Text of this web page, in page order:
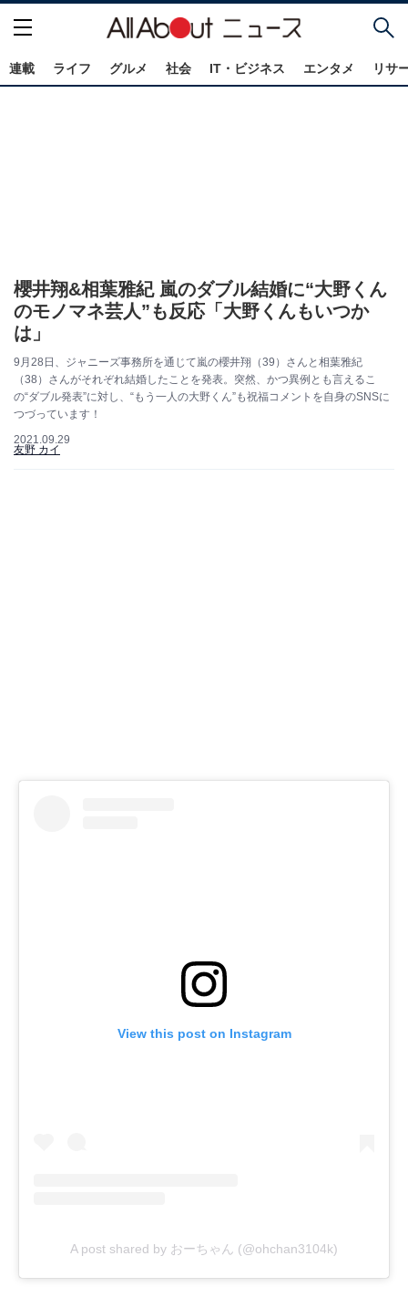
連載 ライフ グルメ 社会 IT・ビジネス エンタメ リサ
櫻井翔&相葉雅紀 嵐のダブル結婚に“大野くん
のモノマネ芸人”も反応「大野くんもいつか
は」
9月28日、ジャニーズ事務所を通じて嵐の櫻井翔（39）さんと相葉雅紀
（38）さんがそれぞれ結婚したことを発表。突然、かつ異例とも言えるこ
の“ダブル発表”に対し、“もう一人の大野くん”も祝福コメントを自身のSNSに
つづっています！
2021.09.29
友野 カイ
View this post on Instagram
A post shared by おーちゃん (@ohchan3104k)